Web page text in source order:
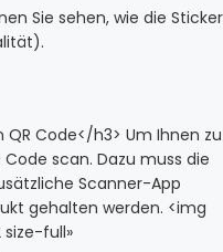
Sie sehen, wie die Sticker
QR Code</h3> Um Ihnen zu
scan. Dazu muss die
Scanner-App
gehalten werden. <img
full»